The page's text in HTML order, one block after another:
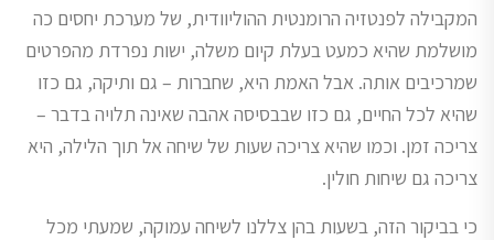
המקבילה לפנטזיה הרומנטית ההוליוודית, של מערכת יחסים כה
מושלמת שהיא כמעט בעלת קיום משלה, ישות נפרדת מהפרטים
שמרכיבים אותה. אבל האמת היא, שחברות – גם ותיקה, גם כזו
שהיא לכל החיים, גם כזו שבבסיסה אהבה שאינה תלויה בדבר –
צריכה זמן. וכמו שהיא צריכה שעות של שיחה אל תוך הלילה, היא
צריכה גם שיחות חולין.
כי בביקור הזה, בשעות בהן צללנו לשיחה עמוקה, שמעתי מכל